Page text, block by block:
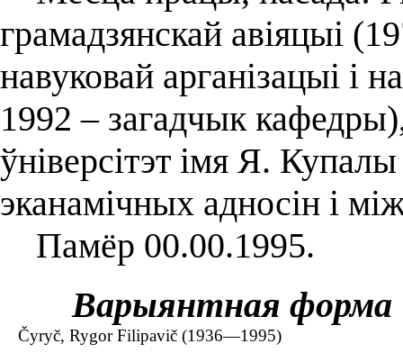
грамадзянскай авіяцыі
навуковай арганізацыі і
1992 – загадчык
ўніверсітэт імя Я.
эканамічных адносін і
Памёр 00.00.1995.
Варыянтная форма
Čyryč, Rygor Filipavič (1936—1995)